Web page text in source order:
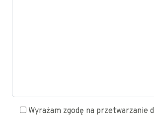
Wyrażam zgodę na przetwarzanie